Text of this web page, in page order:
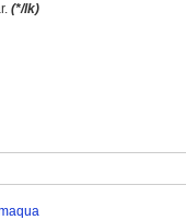
(*/lk)